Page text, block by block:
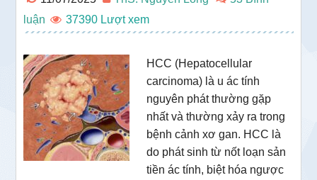
luận
37390
HCC (Hepatocellular
carcinoma) là u ác tính
nguyên phát thường gặp
nhất và thường xảy ra trong
bệnh cảnh xơ gan. HCC là
do phát sinh từ nốt loạn sản
tiền ác tính, biệt hóa ngược